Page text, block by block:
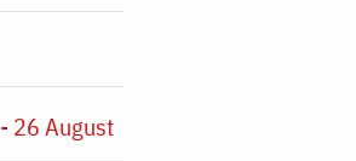
- 26 August